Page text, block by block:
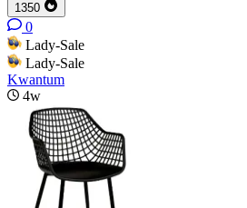
1350
0
Lady-Sale
Lady-Sale
Kwantum
4w